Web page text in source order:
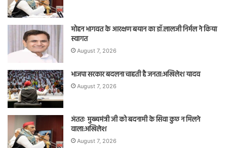
मोहन भागवत के आरक्षण बयान का डॉ.लालजी निर्मल ने किया
स्वागत
August 7, 2026
भाजपा सरकार बदलना चाहती है जनता:अखिलेश यादव
August 7, 2026
अंततः मुख्यमंत्री जी को बदनामी के सिवा कुछ न मिलने
वाला:अखिलेश
August 7, 2026